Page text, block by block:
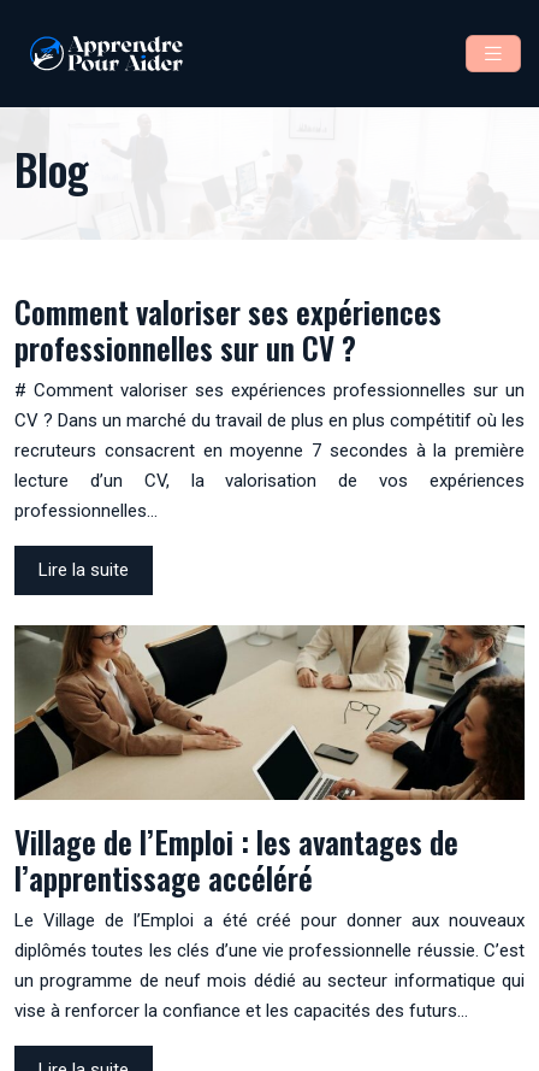
Blog
Comment valoriser ses expériences
professionnelles sur un CV ?
# Comment valoriser ses expériences professionnelles sur un
CV ? Dans un marché du travail de plus en plus compétitif où les
recruteurs consacrent en moyenne 7 secondes à la première
lecture d’un CV, la valorisation de vos expériences
professionnelles…
Lire la suite
Village de l’Emploi : les avantages de
l’apprentissage accéléré
Le Village de l’Emploi a été créé pour donner aux nouveaux
diplômés toutes les clés d’une vie professionnelle réussie. C’est
un programme de neuf mois dédié au secteur informatique qui
vise à renforcer la confiance et les capacités des futurs…